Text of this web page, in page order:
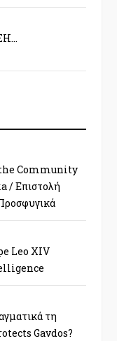
Community
/ Επιστολή
Leo XIV
τη
Gavdos?